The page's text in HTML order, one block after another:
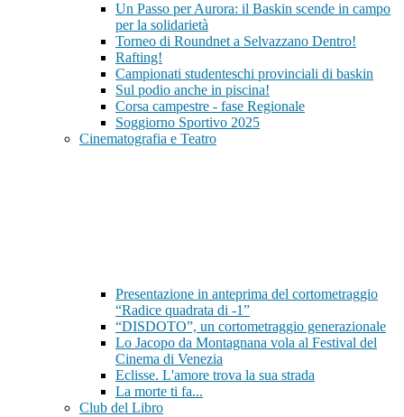
Un Passo per Aurora: il Baskin scende in campo
per la solidarietà
Torneo di Roundnet a Selvazzano Dentro!
Rafting!
Campionati studenteschi provinciali di baskin
Sul podio anche in piscina!
Corsa campestre - fase Regionale
Soggiorno Sportivo 2025
Cinematografia e Teatro
Presentazione in anteprima del cortometraggio
“Radice quadrata di -1”
“DISDOTO”, un cortometraggio generazionale
Lo Jacopo da Montagnana vola al Festival del
Cinema di Venezia
Eclisse. L'amore trova la sua strada
La morte ti fa...
Club del Libro